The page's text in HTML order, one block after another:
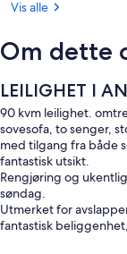
Vis alle
Om dette
LEILIGHET I
90 kvm leilighet.
sovesofa, to senger,
med tilgang fra både
fantastisk utsikt.
Rengjøring og
søndag.
Utmerket for
fantastisk